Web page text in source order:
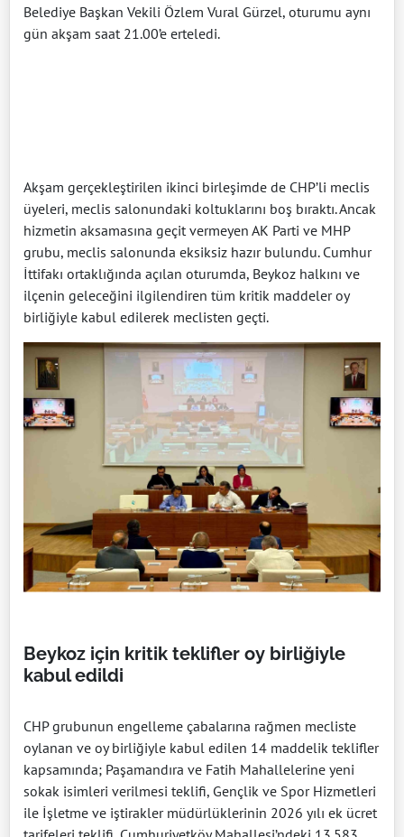
Belediye Başkan Vekili Özlem Vural Gürzel, oturumu aynı
gün akşam saat 21.00’e erteledi.
Akşam gerçekleştirilen ikinci birleşimde de CHP’li meclis
üyeleri, meclis salonundaki koltuklarını boş bıraktı. Ancak
hizmetin aksamasına geçit vermeyen AK Parti ve MHP
grubu, meclis salonunda eksiksiz hazır bulundu. Cumhur
İttifakı ortaklığında açılan oturumda, Beykoz halkını ve
ilçenin geleceğini ilgilendiren tüm kritik maddeler oy
birliğiyle kabul edilerek meclisten geçti.
Beykoz için kritik teklifler oy birliğiyle
kabul edildi
CHP grubunun engelleme çabalarına rağmen mecliste
oylanan ve oy birliğiyle kabul edilen 14 maddelik teklifler
kapsamında; Paşamandıra ve Fatih Mahallelerine yeni
sokak isimleri verilmesi teklifi, Gençlik ve Spor Hizmetleri
ile İşletme ve iştirakler müdürlüklerinin 2026 yılı ek ücret